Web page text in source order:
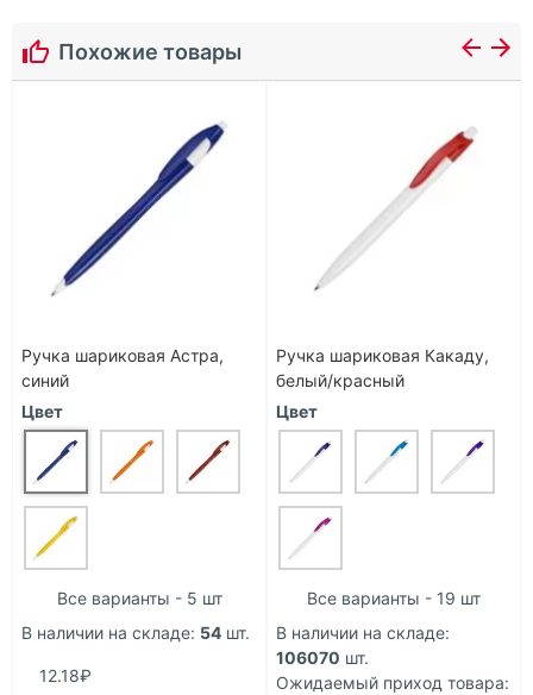
Похожие товары
Ручка шариковая Астра,
синий
Цвет
Все варианты - 5 шт
В наличии на складе: 54 шт.
12.18₽
Ручка шариковая Какаду,
белый/красный
Цвет
Все варианты - 19 шт
В наличии на складе:
106070 шт.
Ожидаемый приход товара: